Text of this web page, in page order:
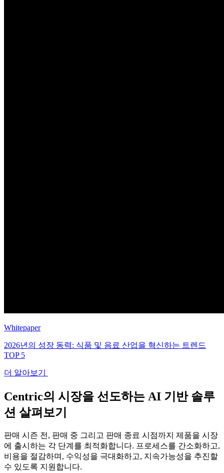
Whitepaper
2026년의 성장 동력: 식품 및 음료 산업을 혁신하는 트렌드
TOP 5
더 알아보기
Centric의 시장을 선도하는 AI 기반 솔루
션 살펴보기
판매 시즌 전, 판매 중 그리고 판매 종료 시점까지 제품을 시장
에 출시하는 각 단계를 최적화합니다. 프로세스를 간소화하고,
비용을 절감하며, 수익성을 극대화하고, 지속가능성을 추진할
수 있도록 지원합니다.